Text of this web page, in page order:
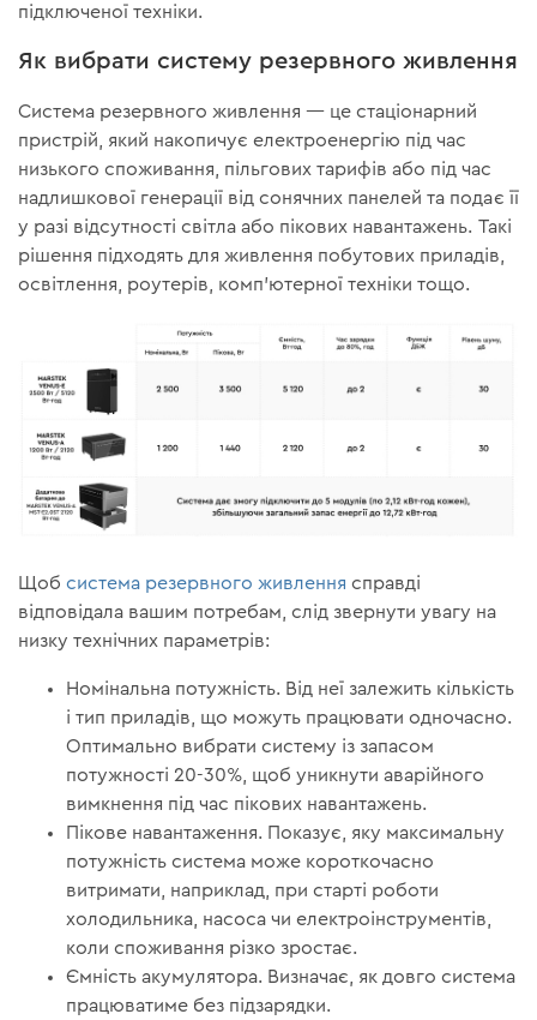
підключеної техніки.
Як вибрати систему резервного живлення
Система резервного живлення — це стаціонарний
пристрій, який накопичує електроенергію під час
низького споживання, пільгових тарифів або під час
надлишкової генерації від сонячних панелей та подає її
у разі відсутності світла або пікових навантажень. Такі
рішення підходять для живлення побутових приладів,
освітлення, роутерів, комп’ютерної техніки тощо.
Щобсистема резервного живлення справді
відповідала вашим потребам, слід звернути увагу на
низку технічних параметрів:
Номінальна потужність. Від неї залежить кількість
і тип приладів, що можуть працювати одночасно.
Оптимально вибрати систему із запасом
потужності 20-30%, щоб уникнути аварійного
вимкнення під час пікових навантажень.
Пікове навантаження. Показує, яку максимальну
потужність система може короткочасно
витримати, наприклад, при старті роботи
холодильника, насоса чи електроінструментів,
коли споживання різко зростає.
Ємність акумулятора. Визначає, як довго система
працюватиме без підзарядки.